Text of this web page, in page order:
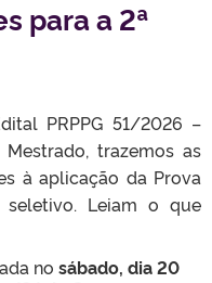
para a 2ª
PRPPG 51/2026 –
trazemos as
à aplicação da Prova
seletivo. Leiam o que
no sábado, dia 20